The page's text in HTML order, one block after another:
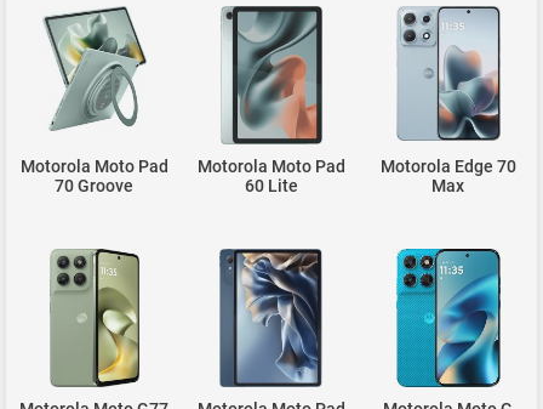
Motorola Moto Pad
70 Groove
Motorola Moto Pad
60 Lite
Motorola Edge 70
Max